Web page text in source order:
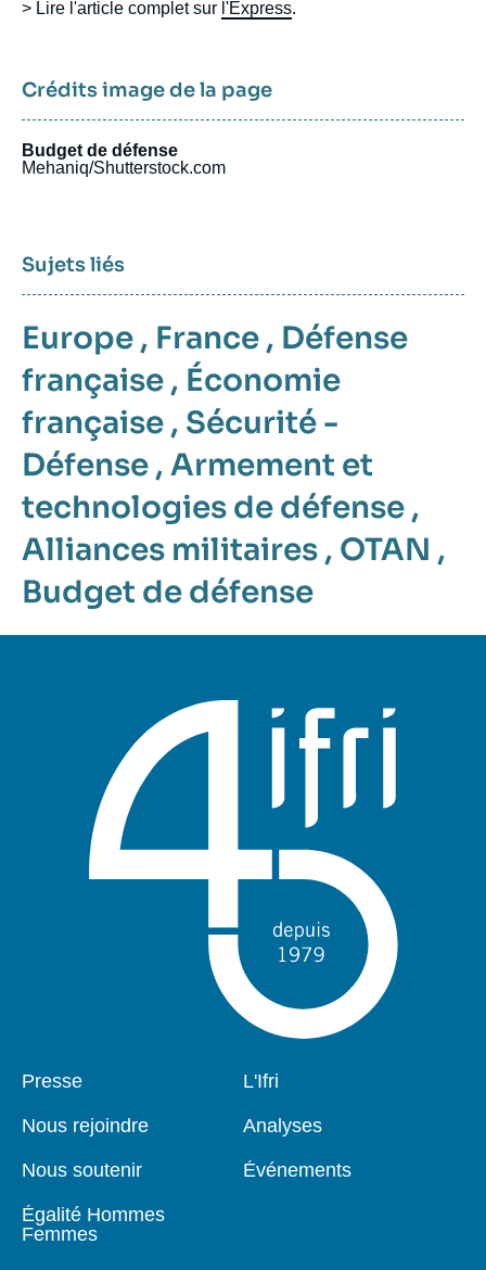
> Lire l'article complet sur l'Express.
Crédits image de la page
Budget de défense
Mehaniq/Shutterstock.com
Sujets liés
Europe , France , Défense
française , Économie
française , Sécurité -
Défense , Armement et
technologies de défense ,
Alliances militaires , OTAN ,
Budget de défense
Pied
page
Presse
Nous rejoindre
Nous soutenir
Égalité Hommes
Femmes
Navigation
L'Ifri
Analyses
Événements